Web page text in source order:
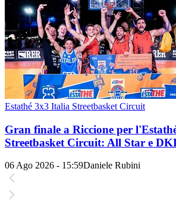
Estathé 3x3 Italia Streetbasket Circuit
Gran finale a Riccione per
Streetbasket Circuit: All Star e
06 Ago 2026 - 15:59Daniele Rubini